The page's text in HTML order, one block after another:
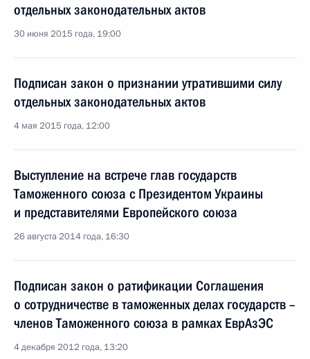
отдельных законодательных актов
30 июня 2015 года, 19:00
Подписан закон о признании утратившими силу
отдельных законодательных актов
4 мая 2015 года, 12:00
Выступление на встрече глав государств
Таможенного союза с Президентом Украины
и представителями Европейского союза
26 августа 2014 года, 16:30
Подписан закон о ратификации Соглашения
о сотрудничестве в таможенных делах государств –
членов Таможенного союза в рамках ЕврАзЭС
4 декабря 2012 года, 13:20